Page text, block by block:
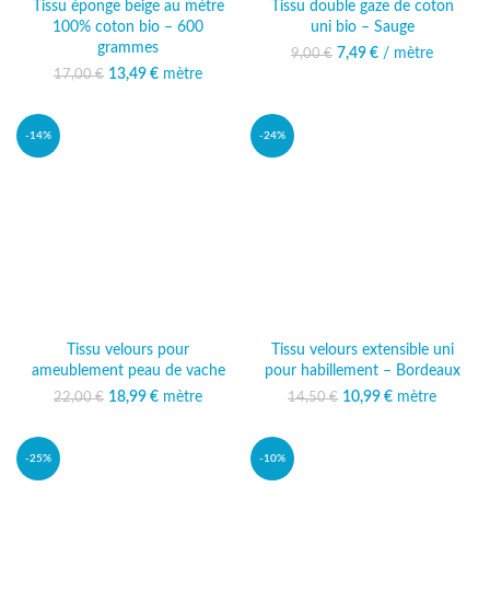
Tissu éponge beige au mètre
100% coton bio – 600
grammes
17,00€ Le prix initial était :
13,49 €
Le prix
mètre
Tissu double gaze de coton
uni bio – Sauge
9,00€
Le prix initial était :
7,49 € Le prix actuel
/ mètre
-14%
Tissu velours pour
ameublement peau de vache
22,00€ Le prix initial était :
18,99 €
Le prix
mètre
-24%
Tissu velours extensible uni
pour habillement – Bordeaux
14,50€ Le prix initial était :
10,99 €
Le prix
mètre
-25% -10%